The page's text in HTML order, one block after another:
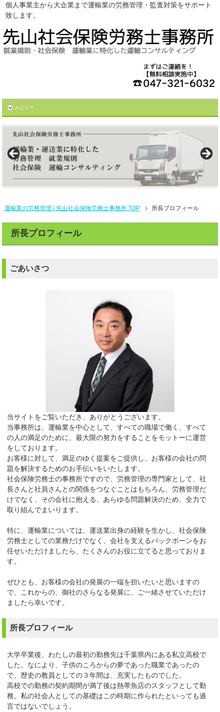
個人事業主から大企業まで運輸業の労務管理・監査対策をサポート
致します。
メニュー
運輸業の労務管理 | 先山社会保険労務士事務所 TOP 所長プロフィール
所長プロフィール
ごあいさつ
当サイトをご覧いただき、ありがとうございます。
当事務所は、運輸業を中心として、すべての職場で働く、すべて
の人の満足のために、最大限の努力をすることをモットーに運営
をしております。
お客様に対して、満足のゆく提案をご提供し、お客様の会社の問
題を解決するためのお手伝いをいたします。
社会保険労務士の事務所ですので、労務管理の専門家として、社
長さんと社員さんとの関係をつなぐことはもちろん、労務管理だ
けでなく、その会社に抱える、あらゆる問題解決のため、全力で
取り組んでまいります。
特に、運輸業については、運送業出身の経験を生かし、社会保険
労務士としての業務だけでなく、会社を支えるバックボーンをお
任せいただけましたら、たくさんのお役に立てると思っておりま
す。
ぜひとも、お客様の会社の発展の一端を担いたいと思いますの
で、これからの、御社のさらなる発展に、ご一緒させていただけ
ましたら幸いです。
所長プロフィール
大学卒業後、わたしの最初の勤務先は千葉県内にある私立高校で
した。なにより、子供のころからの夢であった職業であったの
で、歴史の教員としての３年間は、充実したものでした。
高校での勤務の契約期間が満了後は熱帯魚店のスタッフとして勤
務。私の社会人としての基礎はこの時期に作られたといっても過
言ではないでしょう。